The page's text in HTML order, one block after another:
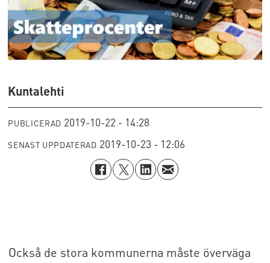
Kuntalehti
PUBLICERAD 2019-10-22 - 14:28
SENAST UPPDATERAD 2019-10-23 - 12:06
Också de stora kommunerna måste överväga